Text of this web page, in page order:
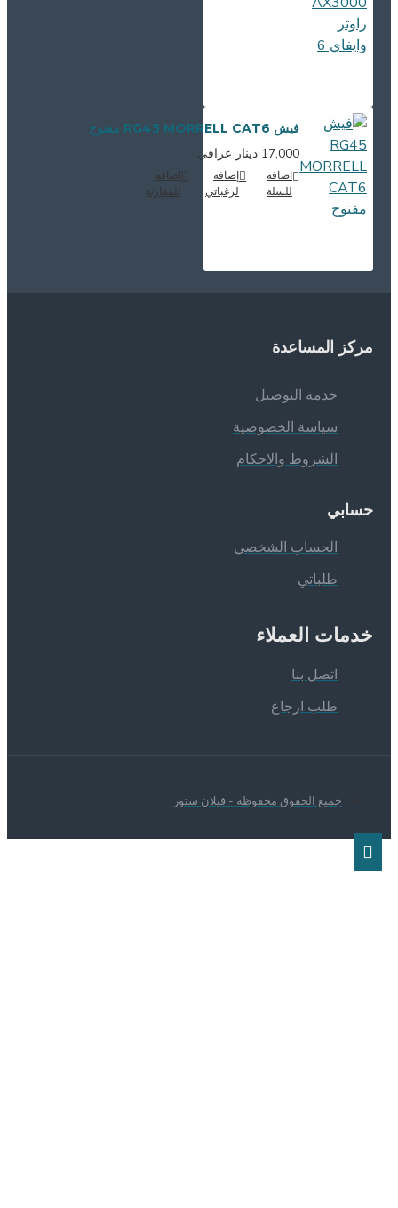
فيش RG45 MORRELL CAT6 مفتوح
17,000 دينار عراقي
اضافة
إضافة
لرغباتي
للمقارنة
المساعدة
خدمة التوصيل
سياسة الخصوصية
الشروط والاحكام
الحساب الشخصي
طلباتي
العملاء
اتصل بنا
طلب ارجاع
جميع الحقوق محفوظة - فيلان ستور